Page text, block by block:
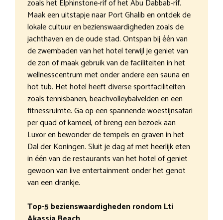
zoals het Elphinstone-rif of het Abu Dabbab-rif.
Maak een uitstapje naar Port Ghalib en ontdek de
lokale cultuur en bezienswaardigheden zoals de
jachthaven en de oude stad. Ontspan bij één van
de zwembaden van het hotel terwijl je geniet van
de zon of maak gebruik van de faciliteiten in het
wellnesscentrum met onder andere een sauna en
hot tub. Het hotel heeft diverse sportfaciliteiten
zoals tennisbanen, beachvolleybalvelden en een
fitnessruimte. Ga op een spannende woestijnsafari
per quad of kameel, of breng een bezoek aan
Luxor en bewonder de tempels en graven in het
Dal der Koningen. Sluit je dag af met heerlijk eten
in één van de restaurants van het hotel of geniet
gewoon van live entertainment onder het genot
van een drankje.
Top-5 bezienswaardigheden rondom Lti